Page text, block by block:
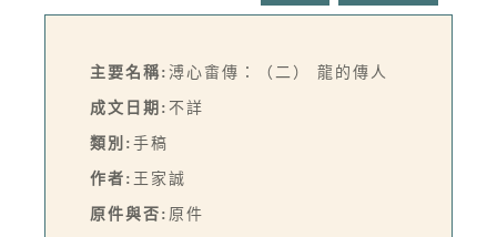
主要名稱: 溥心畬傳：（二） 龍的傳人
成文日期: 不詳
類別: 手稿
作者: 王家誠
原件與否: 原件